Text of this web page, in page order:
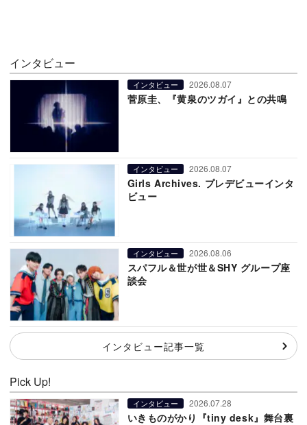
インタビュー
インタビュー 2026.08.07
菅原圭、『黄泉のツガイ』との共鳴
インタビュー 2026.08.07
Girls Archives. プレデビューインタ
ビュー
インタビュー 2026.08.06
スパフル＆世が世＆SHY グループ座
談会
インタビュー記事一覧
Pick Up!
インタビュー 2026.07.28
いきものがかり『tiny desk』舞台裏